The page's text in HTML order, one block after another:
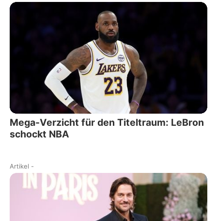
Mega-Verzicht für den Titeltraum: LeBron
schockt NBA
Artikel -